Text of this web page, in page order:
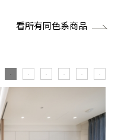
看所有同色系商品